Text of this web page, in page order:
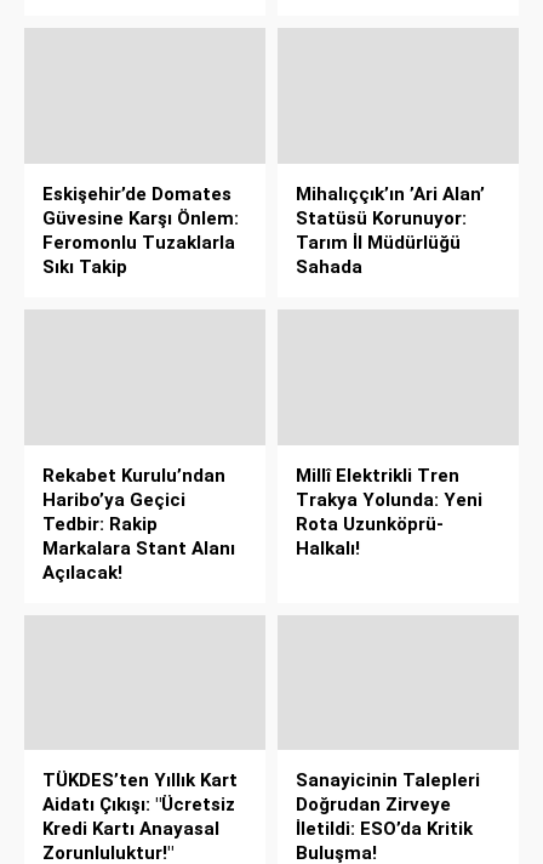
Eskişehir’de Domates
Güvesine Karşı Önlem:
Feromonlu Tuzaklarla
Sıkı Takip
Mihalıççık’ın ’Ari Alan’
Statüsü Korunuyor:
Tarım İl Müdürlüğü
Sahada
Rekabet Kurulu’ndan
Haribo’ya Geçici
Tedbir: Rakip
Markalara Stant Alanı
Açılacak!
Millî Elektrikli Tren
Trakya Yolunda: Yeni
Rota Uzunköprü-
Halkalı!
TÜKDES’ten Yıllık Kart
Aidatı Çıkışı: "Ücretsiz
Kredi Kartı Anayasal
Zorunluluktur!"
Sanayicinin Talepleri
Doğrudan Zirveye
İletildi: ESO’da Kritik
Buluşma!